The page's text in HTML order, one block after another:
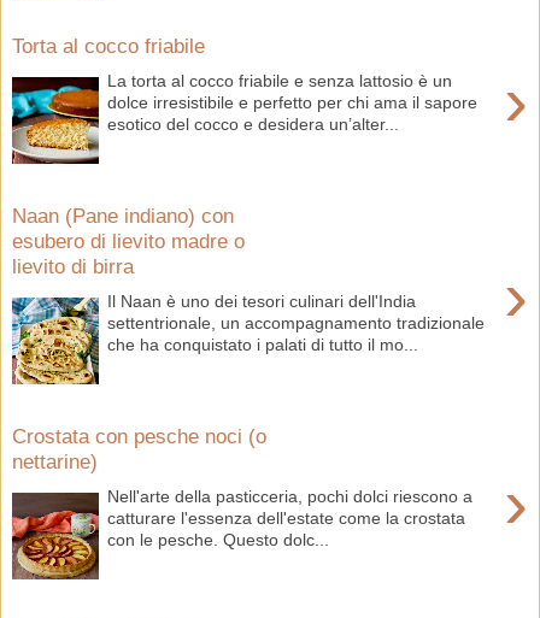
Torta al cocco friabile
›
La torta al cocco friabile e senza lattosio è un
dolce irresistibile e perfetto per chi ama il sapore
esotico del cocco e desidera un’alter...
Naan (Pane indiano) con
esubero di lievito madre o
lievito di birra
›
Il Naan è uno dei tesori culinari dell'India
settentrionale, un accompagnamento tradizionale
che ha conquistato i palati di tutto il mo...
Crostata con pesche noci (o
nettarine)
›
Nell'arte della pasticceria, pochi dolci riescono a
catturare l'essenza dell'estate come la crostata
con le pesche. Questo dolc...